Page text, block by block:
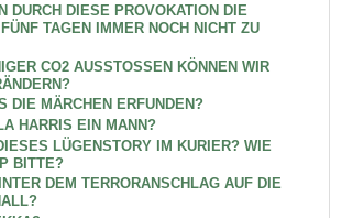
DURCH DIESE PROVOKATION DIE
TAGEN IMMER NOCH NICHT ZU
CO2 AUSSTOSSEN KÖNNEN WIR
DIE MÄRCHEN ERFUNDEN?
HARRIS EIN MANN?
LÜGENSTORY IM KURIER? WIE
BITTE?
DEM TERRORANSCHLAG AUF DIE